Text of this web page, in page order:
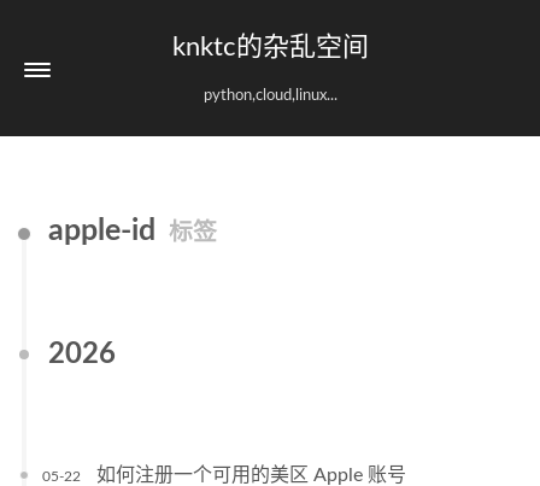
knktc的杂乱空间
python,cloud,linux...
apple-id 标签
2026
05-22 如何注册一个可用的美区 Apple 账号